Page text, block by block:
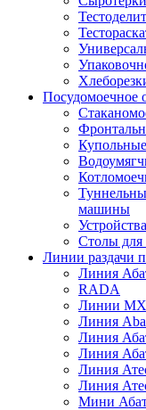
Посудомоечное
машины
Столы
Линии раздачи
Линия
RADA
Линии
Линия
Линия
Линия
Линия
Линия
Мини Абат